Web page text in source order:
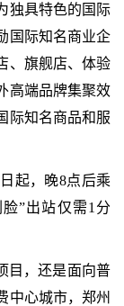
独具特色的国际
国际知名商业企
、旗舰店、体验
高端品牌集聚效
际知名商品和服
起，晚8点后乘
”出站仅需1分
目，还是面向普
中心城市，郑州